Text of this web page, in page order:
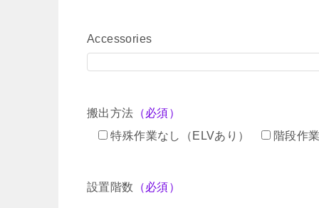
Accessories
搬出方法 （必須）
特殊作業なし（ELVあり）
階段作
設置階数 （必須）